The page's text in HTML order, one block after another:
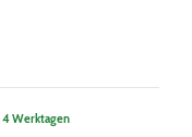
Werktagen